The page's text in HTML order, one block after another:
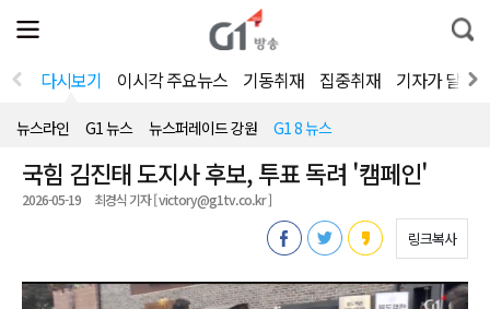
전
체
뉴
열
통
합
색
다시보기 이시각 주요뉴스 기동취재 집중취재 기자가 달려
뉴스라인 G1 뉴스 뉴스퍼레이드 강원 G1 8 뉴스
국힘 김진태 도지사 후보, 투표 독려 '캠페인'
2026-05-19 최경식 기자 [ victory@g1tv.co.kr ]
링크복사